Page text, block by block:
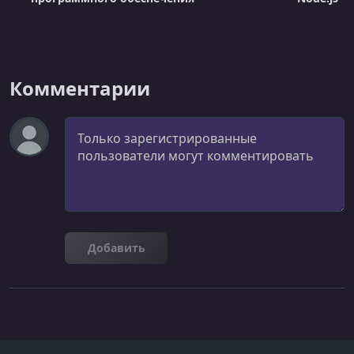
Комментарии
Комментарий
Добавить